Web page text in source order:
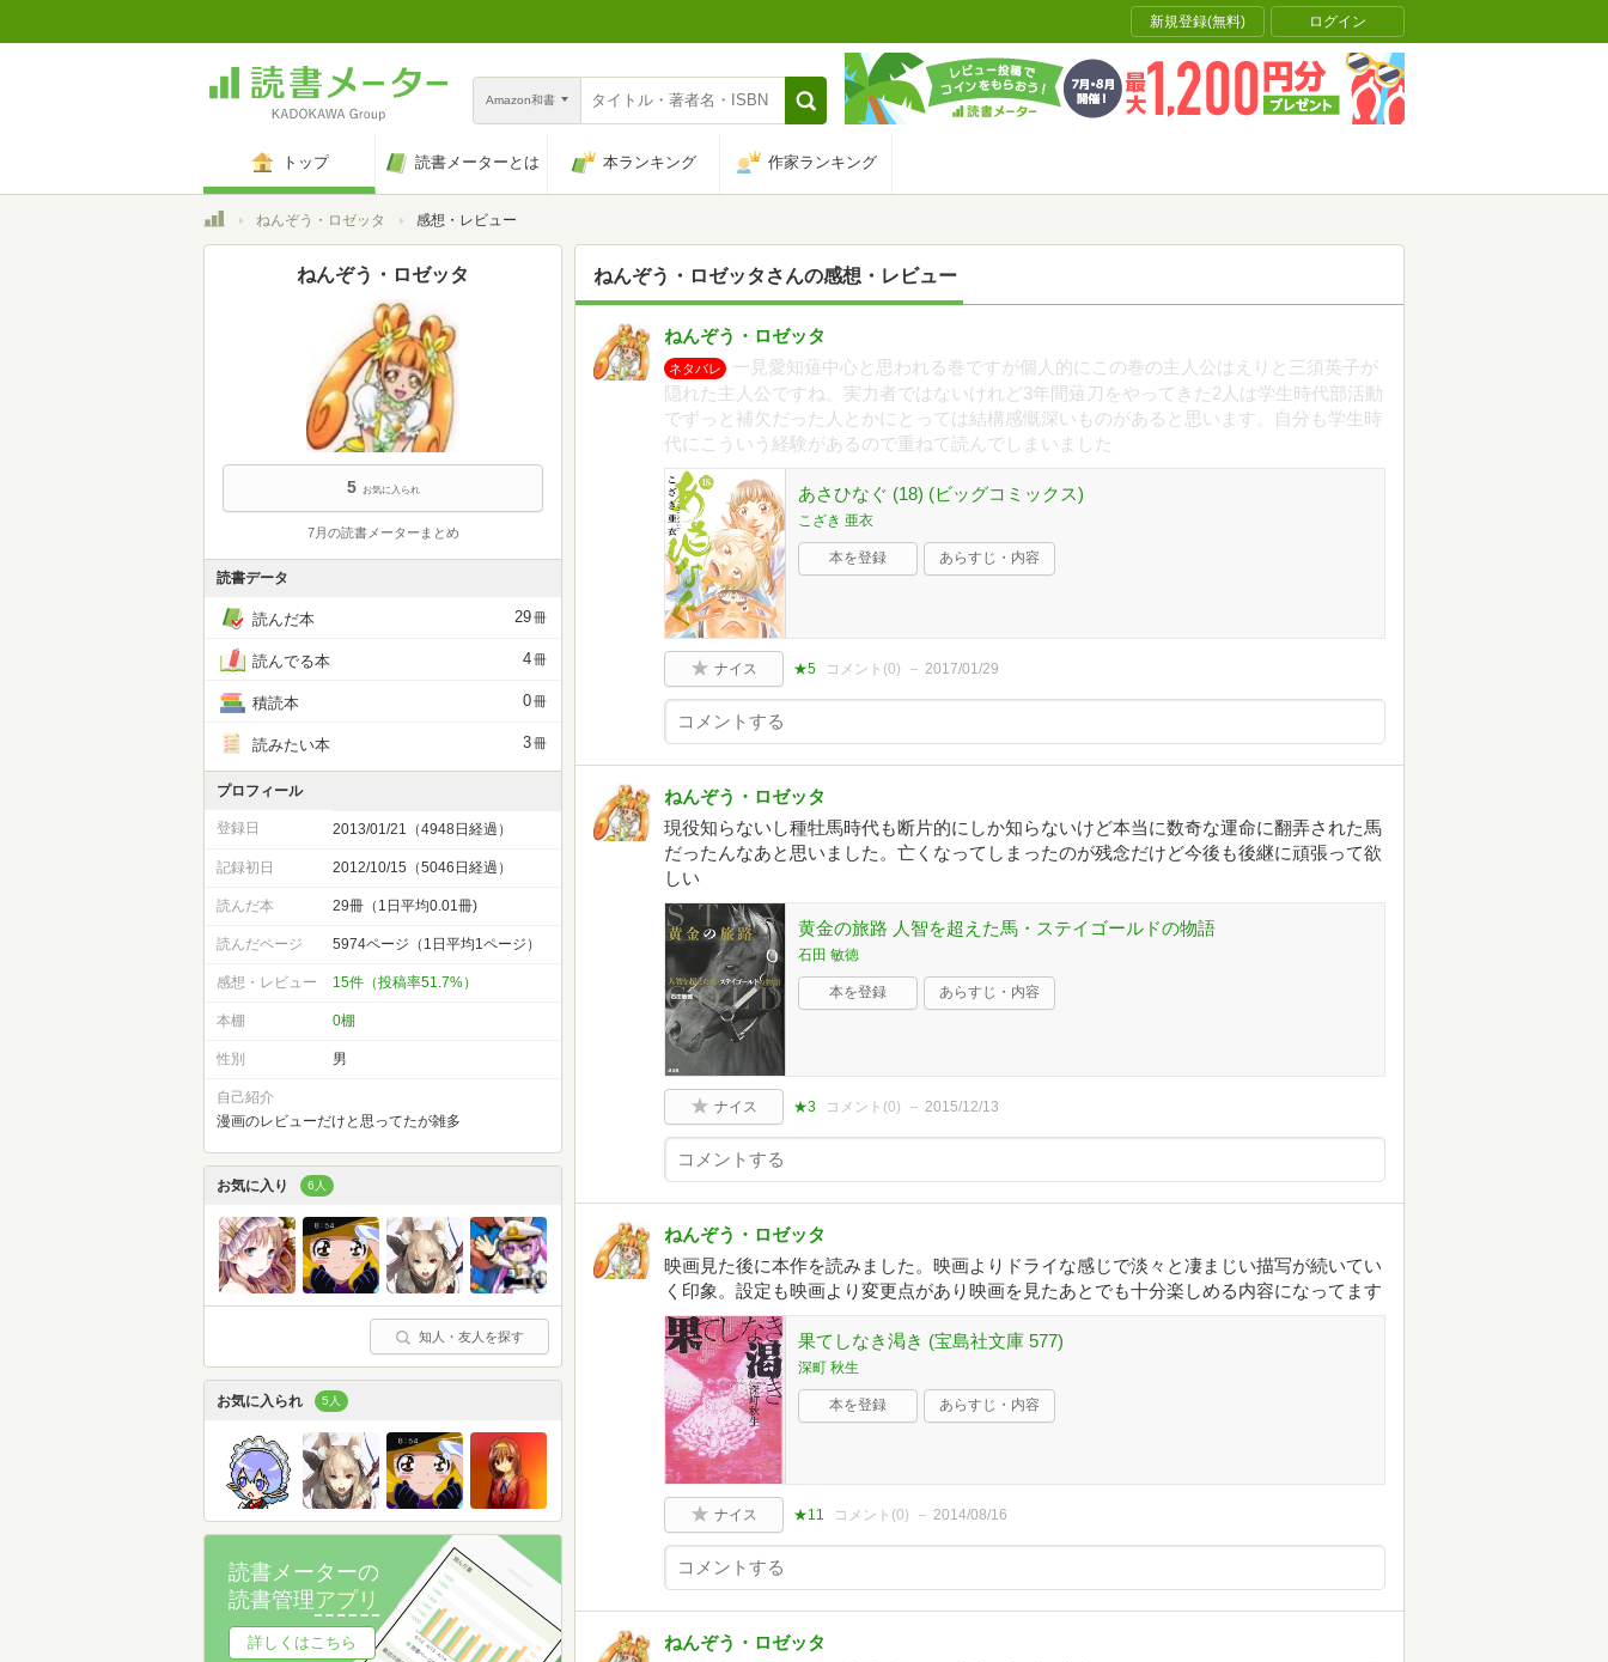
新規登録(無料) ログイン
Amazon和書
トップ 読書メーターとは 本ランキング 作家ランキング
トップねんぞう・ロゼッタ 感想・レビュー
ねんぞう・ロゼッタ さんの感想・レビュー
ねんぞう・ロゼッタ
ネタバレ
一見愛知薙中心と思われる巻ですが個人的にこの巻の主人公はえりと三須英子が
隠れた主人公ですね。実力者ではないけれど3年間薙刀をやってきた2人は学生時代部活動
でずっと補欠だった人とかにとっては結構感慨深いものがあると思います。自分も学生時
代にこういう経験があるので重ねて読んでしまいました
あさひなぐ (18) (ビッグコミックス)
こざき 亜衣
本を登録 あらすじ・内容
ナイス ★5 コメント(0) 2017/01/29
ねんぞう・ロゼッタ
現役知らないし種牡馬時代も断片的にしか知らないけど本当に数奇な運命に翻弄された馬
だったんなあと思いました。亡くなってしまったのが残念だけど今後も後継に頑張って欲
しい
黄金の旅路 人智を超えた馬・ステイゴールドの物語
石田 敏徳
本を登録 あらすじ・内容
ナイス ★3 コメント(0) 2015/12/13
ねんぞう・ロゼッタ
映画見た後に本作を読みました。映画よりドライな感じで淡々と凄まじい描写が続いてい
く印象。設定も映画より変更点があり映画を見たあとでも十分楽しめる内容になってます
果てしなき渇き (宝島社文庫 577)
深町 秋生
本を登録 あらすじ・内容
ナイス ★11 コメント(0) 2014/08/16
ねんぞう・ロゼッタ
ねんぞう・ロゼッタ
5 お気に入られ
7月の読書メーターまとめ
読書データ
読んだ本 29冊
読んでる本 4冊
積読本 0冊
読みたい本 3冊
プロフィール
登録日 2013/01/21（4948日経過）
記録初日 2012/10/15（5046日経過）
読んだ本 29冊（1日平均0.01冊)
読んだページ 5974ページ（1日平均1ページ）
感想・レビュー 15件（投稿率51.7%）
本棚 0棚
性別 男
自己紹介
漫画のレビューだけと思ってたが雑多
お気に入り 6人
知人・友人を探す
お気に入られ 5人
読書メーターの
読書管理アプリ
詳しくはこちら